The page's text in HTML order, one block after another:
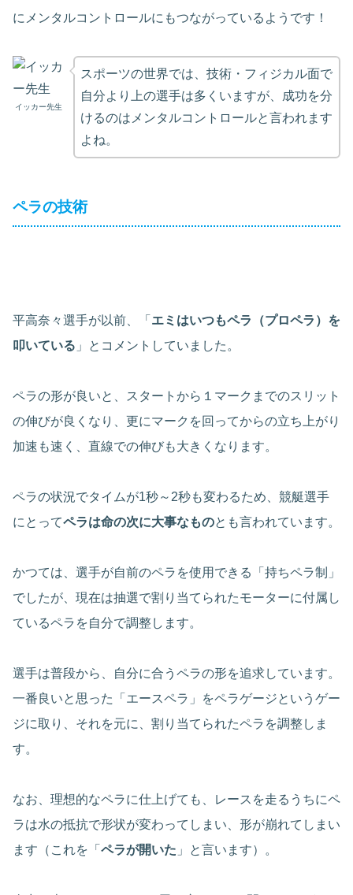
にメンタルコントロールにもつながっているようです！
イッカー先生
スポーツの世界では、技術・フィジカル面で
自分より上の選手は多くいますが、成功を分
けるのはメンタルコントロールと言われます
よね。
ペラの技術
平高奈々選手が以前、「 エミはいつもペラ（プロペラ）を
叩いている 」とコメントしていました。
ペラの形が良いと、スタートから１マークまでのスリット
の伸びが良くなり、更にマークを回ってからの立ち上がり
加速も速く、直線での伸びも大きくなります。
ペラの状況でタイムが1秒～2秒も変わるため、競艇選手
にとってペラは命の次に大事なものとも言われています。
かつては、選手が自前のペラを使用できる「持ちペラ制」
でしたが、現在は抽選で割り当てられたモーターに付属し
ているペラを自分で調整します。
選手は普段から、自分に合うペラの形を追求しています。
一番良いと思った「エースペラ」をペラゲージというゲー
ジに取り、それを元に、割り当てられたペラを調整しま
す。
なお、理想的なペラに仕上げても、レースを走るうちにペ
ラは水の抵抗で形状が変わってしまい、形が崩れてしまい
ます（これを「 ペラが開いた 」と言います）。